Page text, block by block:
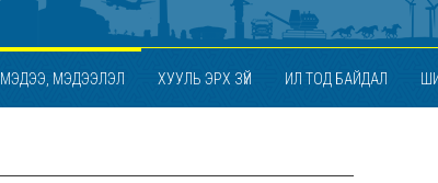
МЭДЭЭ, МЭДЭЭЛЭЛ ХУУЛЬ ЭРХ ЗҮЙ ИЛ ТОД БАЙДАЛ